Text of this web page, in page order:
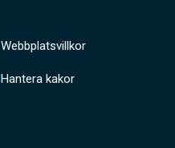
Webbplatsvillkor
Hantera kakor